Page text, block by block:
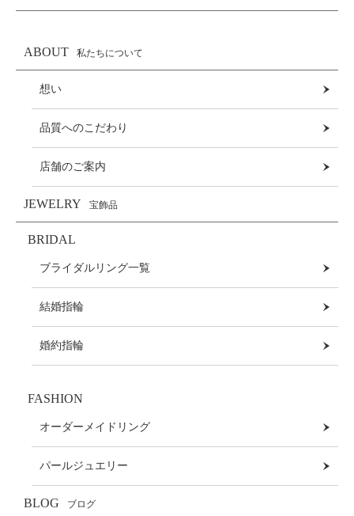
ABOUT 私たちについて
想い
品質へのこだわり
店舗のご案内
JEWELRY 宝飾品
BRIDAL
ブライダルリング一覧
結婚指輪
婚約指輪
FASHION
オーダーメイドリング
パールジュエリー
BLOG ブログ